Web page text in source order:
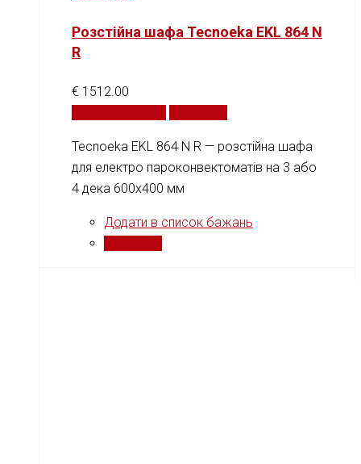
Розстійна шафа Tecnoeka EKL 864 N
R
€ 1512.00
Tecnoeka EKL 864 N R — розстійна шафа
для електро пароконвектоматів на 3 або
4 дека 600x400 мм
Додати в список бажань